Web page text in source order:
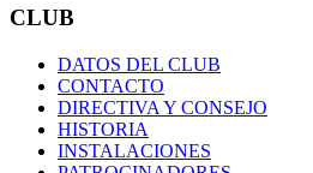
CLUB
DATOS DEL CLUB
CONTACTO
DIRECTIVA Y CONSEJO
HISTORIA
INSTALACIONES